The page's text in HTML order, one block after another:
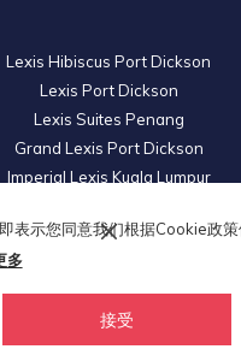
表示您同意我们根据Cookie政策
多
接受
Lexis Hibiscus Port Dickson
Lexis Port Dickson
Lexis Suites Penang
Grand Lexis Port Dickson
Imperial Lexis Kuala Lumpur
Royal Lexis Kuala Lumpur
Development Sdn Bhd. Reg. No
(718044-V). All Rights Reserved.